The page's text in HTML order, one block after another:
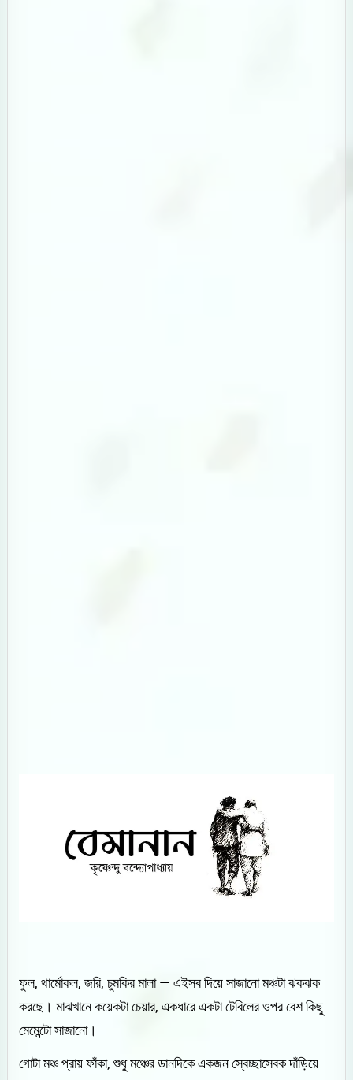
ফুল, থার্মোকল, জরি, চুমকির মালা — এইসব দিয়ে সাজানো মঞ্চটা ঝকঝক
করছে। মাঝখানে কয়েকটা চেয়ার, একধারে একটা টেবিলের ওপর বেশ কিছু
মেমেন্টো সাজানো।
গোটা মঞ্চ প্রায় ফাঁকা, শুধু মঞ্চের ডানদিকে একজন স্বেচ্ছাসেবক দাঁড়িয়ে